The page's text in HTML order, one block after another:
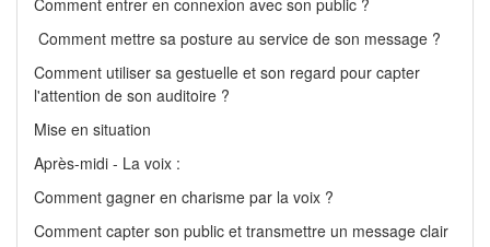
Comment entrer en connexion avec son public ?
Comment mettre sa posture au service de son message ?
Comment utiliser sa gestuelle et son regard pour capter
l'attention de son auditoire ?
Mise en situation
Après-midi - La voix :
Comment gagner en charisme par la voix ?
Comment capter son public et transmettre un message clair